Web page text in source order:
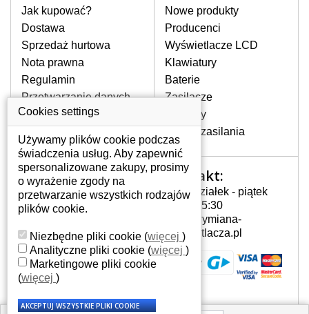
pomocy wyszukiwarki. Wystarczy znać
model laptopa. Przy każdej klawiaturze
nie może brakować szczególowe zdjęcie
do aktualnego stanu naszego magazynu.
W JAKI SPOSÓB MOŻE SIĘ
PRZEJAWIAĆ USTERKA
Częstymi objawami są pomijanie liter
czy wyświetlanie innych liter oraz
dublowanie tych samych znaków. W
przypadku podlicia klawisze nie
powrócą do pierwotnej pozycji. Albo
też uszkodzenie mechaniczne, np.
JAK TO DZIAŁA?
Klawiatura składa się z kilku
warstw folii, z których przewodzą
przewodzące warstwy.
Jak kupować?
Dostawa
Sprzedaż hurtowa
Nota prawna
Regulamin
Przetwarzanie danych
osobowych
Gdzie nas znajdziesz
Nowe produkty
Producenci
Wyświetlacze LCD
Klawiatury
Baterie
Zasilacze
Zawiasy
Złącza zasilania
Twoje konto
Twoje konto
Dane osobowe
Adresy
Historia zamówień
Kontakt:
Poniedziałek - piątek
7:00 - 15:30
info@wymiana-
wyswietlacza.pl
Cookies settings
Używamy plików cookie podczas
świadczenia usług. Aby zapewnić
spersonalizowane zakupy, prosimy
o wyrażenie zgody na
przetwarzanie wszystkich rodzajów
plików cookie.
Niezbędne pliki cookie (więcej )
Analityczne pliki cookie (więcej )
Marketingowe pliki cookie
(więcej )